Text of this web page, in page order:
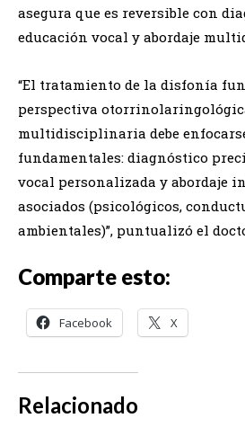
asegura que es reversible con
educación vocal y abordaje
“El tratamiento de la disfonía
perspectiva
multidisciplinaria debe
fundamentales: diagnóstico
vocal personalizada y abordaje
asociados (psicológicos,
ambientales)”, puntualizó el
Comparte esto:
Facebook X
Relacionado